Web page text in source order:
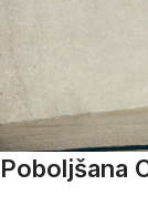
Poboljšana